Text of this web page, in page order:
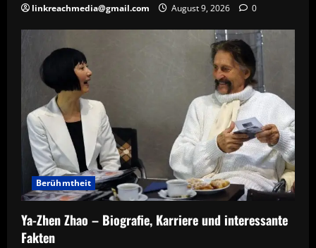
linkreachmedia@gmail.com August 9, 2026 0
Berühmtheit
Ya-Zhen Zhao – Biografie, Karriere und interessante
Fakten